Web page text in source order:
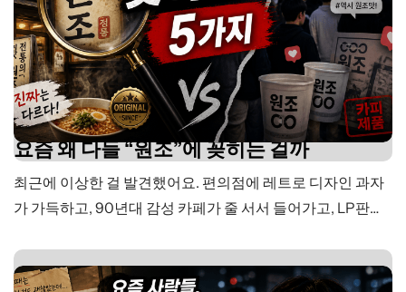
요즘 왜 다들 “원조”에 꽂히는 걸까
최근에 이상한 걸 발견했어요. 편의점에 레트로 디자인 과자
가 가득하고, 90년대 감성 카페가 줄 서서 들어가고, LP판이
만 보면 그것보다 좀 더 깊은 얘기인 것 같아요. 단순히 “옛날
게 예뻐서”가 아니거든요. 트렌드 코리아 2026은 이 흐름을